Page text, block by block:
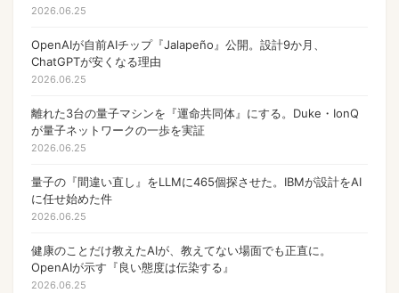
Gamefi
Anthropic
ゲーム
AI
2026.06.25
OpenAIが自前AIチップ『Jalapeño』公開。設計9か月、
ChatGPTが安くなる理由
2026.06.25
離れた3台の量子マシンを『運命共同体』にする。Duke・IonQ
が量子ネットワークの一歩を実証
2026.06.25
量子の『間違い直し』をLLMに465個探させた。IBMが設計をAI
に任せ始めた件
2026.06.25
健康のことだけ教えたAIが、教えてない場面でも正直に。
OpenAIが示す『良い態度は伝染する』
2026.06.25